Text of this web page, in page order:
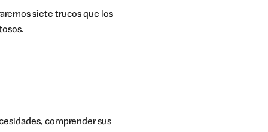
siete trucos que los
comprender sus